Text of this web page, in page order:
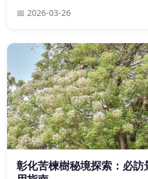
📅 2026-03-26
彰化苦楝樹秘境探索：必